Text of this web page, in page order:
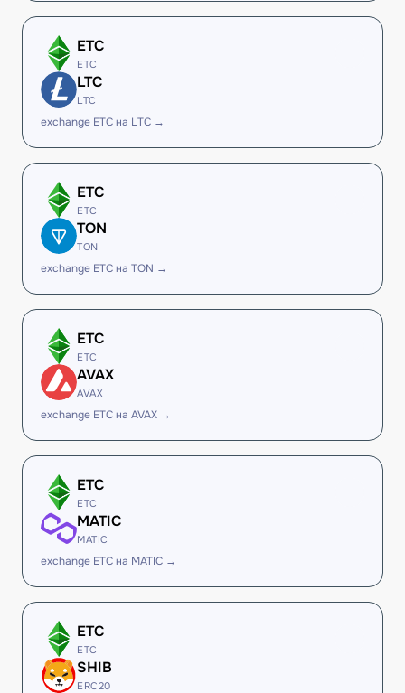
ETC
ETC
LTC
LTC
exchange ETC на LTC →
ETC
ETC
TON
TON
exchange ETC на TON →
ETC
ETC
AVAX
AVAX
exchange ETC на AVAX →
ETC
ETC
MATIC
MATIC
exchange ETC на MATIC →
ETC
ETC
SHIB
ERC20